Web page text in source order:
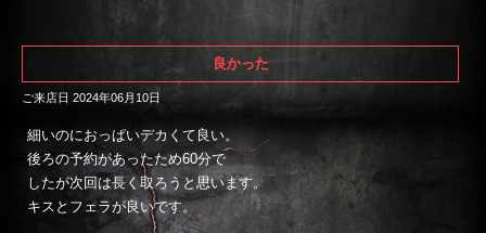
良かった
ご来店日 2024年06月10日
細いのにおっぱいデカくて良い。
後ろの予約があったため60分で
したが次回は長く取ろうと思います。
キスとフェラが良いです。